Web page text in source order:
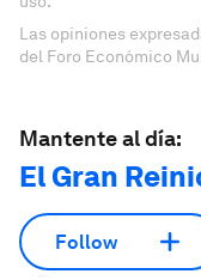
Las opiniones
del Foro Económico
Mantente al día:
El Gran
Follow